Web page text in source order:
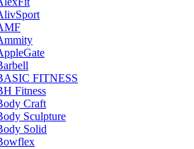
FITNESS
Fitness
Craft
Sculpture
Solid